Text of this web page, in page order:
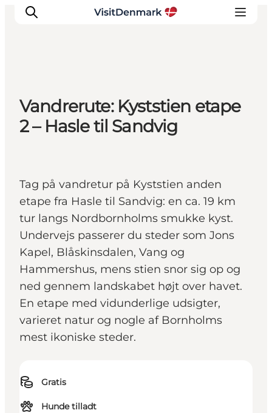
Inspiration
Destinationer
Oplevelser
Vandrerute: Kyststien etape
2 – Hasle til Sandvig
Tag på vandretur på Kyststien anden
etape fra Hasle til Sandvig: en ca. 19 km
tur langs Nordbornholms smukke kyst.
Undervejs passerer du steder som Jons
Kapel, Blåskinsdalen, Vang og
Hammershus, mens stien snor sig op og
ned gennem landskabet højt over havet.
En etape med vidunderlige udsigter,
varieret natur og nogle af Bornholms
mest ikoniske steder.
Gratis
Hunde tilladt